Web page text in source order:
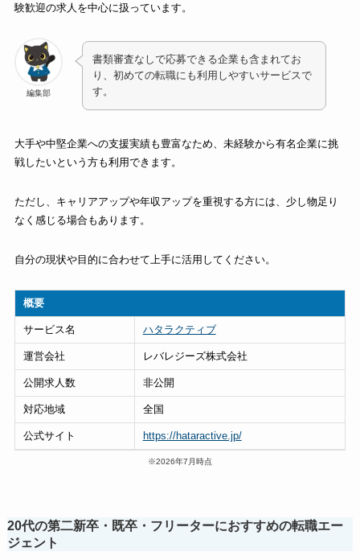
験歓迎の求人を中心に扱っています。
編集部
書類審査なしで応募できる企業も含まれてお
り、初めての転職にも利用しやすいサービスで
す。
大手や中堅企業への支援実績も豊富なため、未経験から有名企業に挑
戦したいという方も利用できます。
ただし、キャリアアップや年収アップを重視する方には、少し物足り
なく感じる場合もあります。
自分の現状や目的に合わせて上手に活用してください。
概要
サービス名 ハタラクティブ
運営会社 レバレジーズ株式会社
公開求人数 非公開
対応地域 全国
公式サイト https://hataractive.jp/
※2026年7月時点
20代の第二新卒・既卒・フリーターにおすすめの転職エー
ジェント